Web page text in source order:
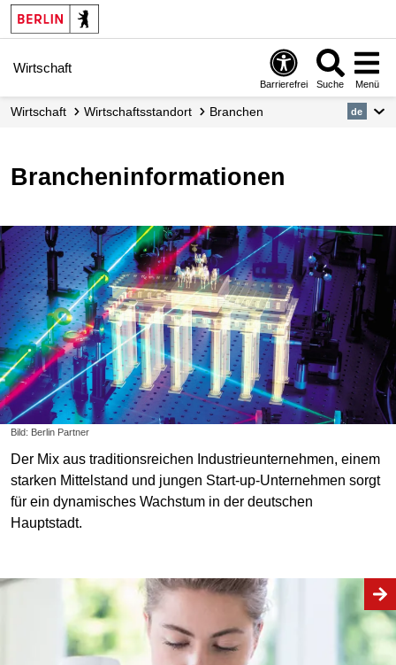
Wirtschaft
Barrierefrei Suche Menü
Wirtschaft Wirtschafts­standort Branchen de
Brancheninformationen
Bild: Berlin Partner
Der Mix aus traditionsreichen Industrieunternehmen, einem
starken Mittelstand und jungen Start-up-Unternehmen sorgt
für ein dynamisches Wachstum in der deutschen
Hauptstadt.